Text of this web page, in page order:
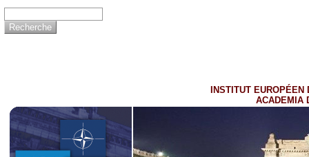
INSTITUT EUROPÉEN
ACADEMIA